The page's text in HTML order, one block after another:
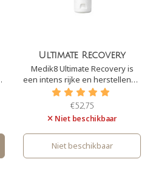
Ultimate Recovery
Medik8 Ultimate Recovery is
een intens rijke en herstellende
crème voor de droge en
behandelde huid. De crème is
uitermate geschikt voor huiden
die herstellende zijn van
chemische peelings,
laserbehandelingen of
zonnebrand.
€52,75
Niet beschikbaar
Niet beschikbaar